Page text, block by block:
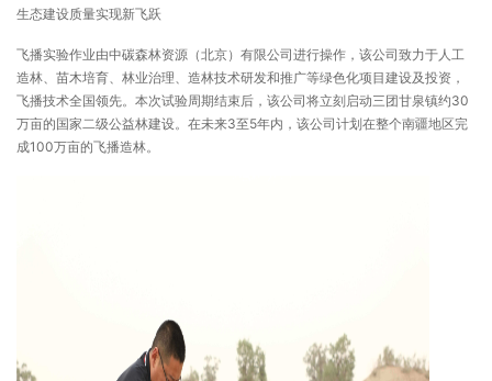
生态建设质量实现新飞跃
飞播实验作业由中碳森林资源（北京）有限公司进行操作，该公司致力于人工
造林、苗木培育、林业治理、造林技术研发和推广等绿色化项目建设及投资，
飞播技术全国领先。本次试验周期结束后，该公司将立刻启动三团甘泉镇约30
万亩的国家二级公益林建设。在未来3至5年内，该公司计划在整个南疆地区完
成100万亩的飞播造林。